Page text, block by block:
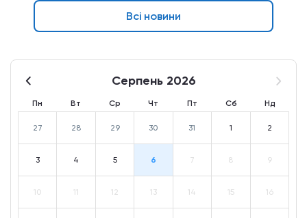
Всі новини
Серпень 2026
Пн Вт Ср Чт Пт Сб Нд
27 28 29 30 31 1 2
3 4 5 6 7 8 9
10 11 12 13 14 15 16